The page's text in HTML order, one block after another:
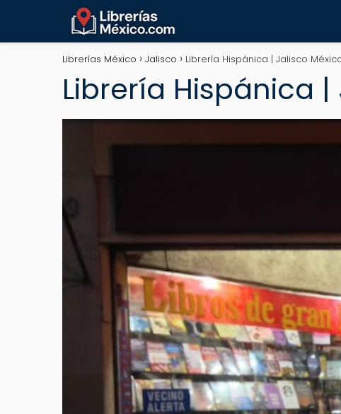
Librerías México Jalisco Librería Hispánica | Jalisco
Librería Hispánica